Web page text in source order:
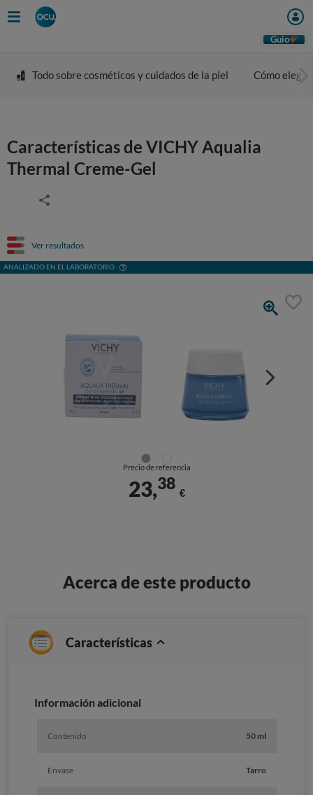
Guio
Todo sobre cosméticos y cuidados de la piel Cómo elegir
Características de VICHY Aqualia
Thermal Creme-Gel
Ver resultados
ANALIZADO EN EL LABORATORIO
Precio de referencia
23,38
€
Acerca de este producto
Características
Información adicional
Contenido 50 ml
Envase Tarro